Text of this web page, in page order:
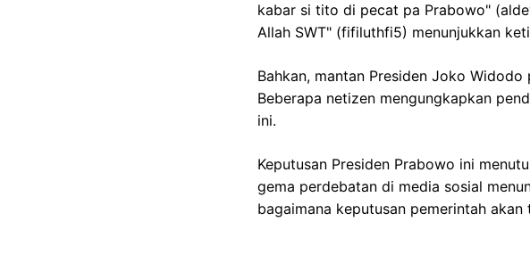
kabar si tito di pecat pa Prabowo"
Allah SWT" (fifiluthfi5) menunjukkan
Bahkan, mantan Presiden Joko
Beberapa netizen mengungkapkan
ini.
Keputusan Presiden Prabowo ini
gema perdebatan di media sosial
bagaimana keputusan pemerintah